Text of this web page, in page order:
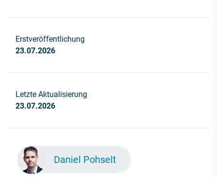
Erstveröffentlichung
23.07.2026
Letzte Aktualisierung
23.07.2026
Daniel Pohselt